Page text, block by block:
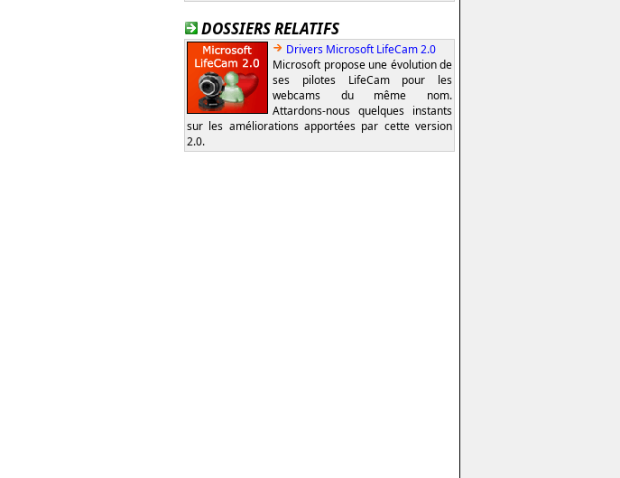
DOSSIERS RELATIFS
Drivers Microsoft LifeCam 2.0
Microsoft propose une évolution de
ses pilotes LifeCam pour les
webcams du même nom.
Attardons-nous quelques instants
sur les améliorations apportées par cette version
2.0.